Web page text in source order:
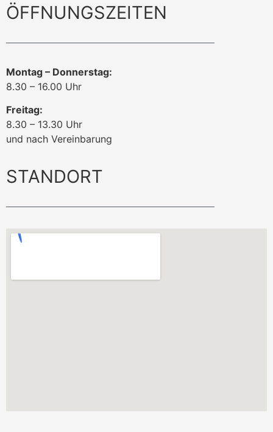
ÖFFNUNGSZEITEN
Montag – Donnerstag:
8.30 – 16.00 Uhr
Freitag:
8.30 – 13.30 Uhr
und nach Vereinbarung
STANDORT